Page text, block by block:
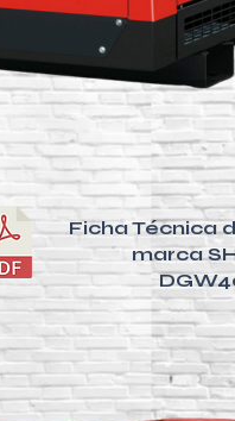
Ficha Técnica
marca